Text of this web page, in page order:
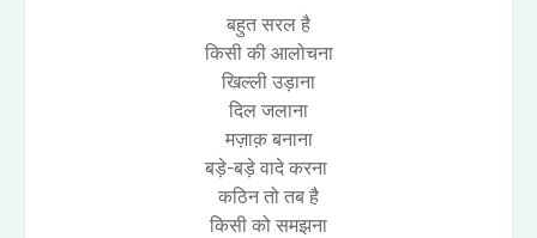
बहुत सरल है
किसी की आलोचना
खिल्ली उड़ाना
दिल जलाना
मज़ाक़ बनाना
बड़े-बड़े वादे करना
कठिन तो तब है
किसी को समझना